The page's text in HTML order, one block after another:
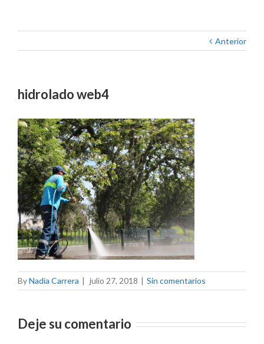
Anterior
hidrolado web4
ByNadia Carrera | julio 27, 2018 | Sin comentarios
Deje su comentario